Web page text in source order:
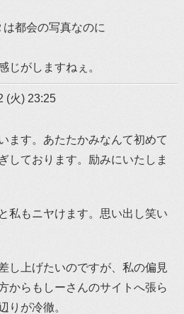
都会の写真なのに
じがしますねぇ。
(火) 23:25
ます。あたたかみなんて初めて
しております。励みにいたしま
私もニヤけます。思い出し笑い
し上げたいのですが、私の偏見
からもしーさんのサイトへ張ら
りが冷徹。